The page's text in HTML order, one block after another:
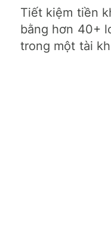
Tiết kiệm tiền
bằng hơn 40+
trong một tài